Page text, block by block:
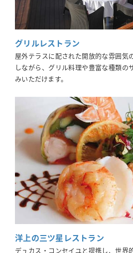
グリルレストラン
屋外テラスに配された開放的な雰囲気
しながら、グリル料理や豊富な種類の
みいただけます。
洋上の三ツ星レストラン
デュカス・コンセイユと提携し、世界